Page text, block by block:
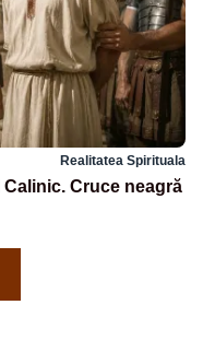
Realitatea Spirituala
Cruce neagră